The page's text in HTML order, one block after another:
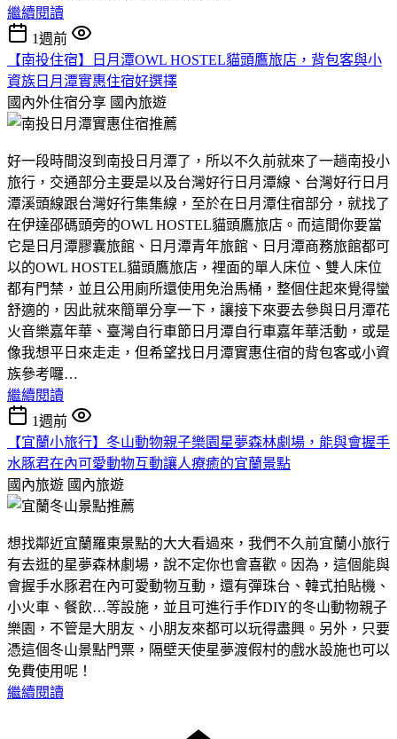
繼續閱讀
1週前
【南投住宿】日月潭OWL HOSTEL貓頭鷹旅店，背包客與小
資族日月潭實惠住宿好選擇
國內外住宿分享 國內旅遊
好一段時間沒到南投日月潭了，所以不久前就來了一趟南投小
旅行，交通部分主要是以及台灣好行日月潭線、台灣好行日月
潭溪頭線跟台灣好行集集線，至於在日月潭住宿部分，就找了
在伊達邵碼頭旁的OWL HOSTEL貓頭鷹旅店。而這間你要當
它是日月潭膠囊旅館、日月潭青年旅館、日月潭商務旅館都可
以的OWL HOSTEL貓頭鷹旅店，裡面的單人床位、雙人床位
都有門禁，並且公用廁所還使用免治馬桶，整個住起來覺得蠻
舒適的，因此就來簡單分享一下，讓接下來要去參與日月潭花
火音樂嘉年華、臺灣自行車節日月潭自行車嘉年華活動，或是
像我想平日來走走，但希望找日月潭實惠住宿的背包客或小資
族參考囉…
繼續閱讀
1週前
【宜蘭小旅行】冬山動物親子樂園星夢森林劇場，能與會握手
水豚君在內可愛動物互動讓人療癒的宜蘭景點
國內旅遊 國內旅遊
想找鄰近宜蘭羅東景點的大大看過來，我們不久前宜蘭小旅行
有去逛的星夢森林劇場，說不定你也會喜歡。因為，這個能與
會握手水豚君在內可愛動物互動，還有彈珠台、韓式拍貼機、
小火車、餐飲…等設施，並且可進行手作DIY的冬山動物親子
樂園，不管是大朋友、小朋友來都可以玩得盡興。另外，只要
憑這個冬山景點門票，隔壁天使星夢渡假村的戲水設施也可以
免費使用呢！
繼續閱讀